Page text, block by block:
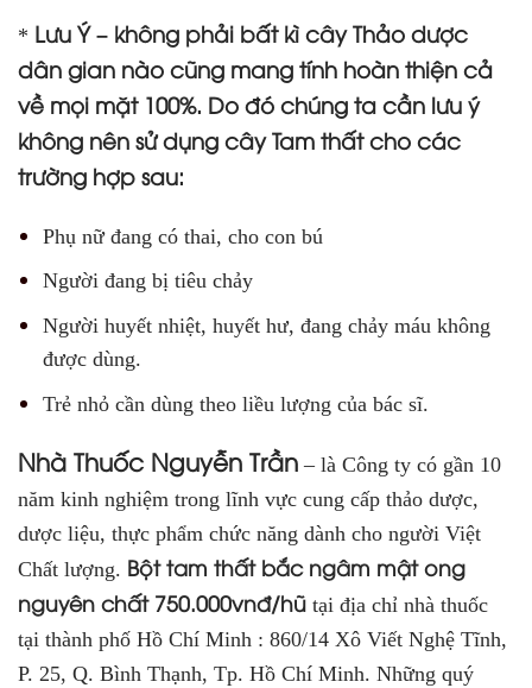
* Lưu Ý – không phải bất kì cây Thảo dược
dân gian nào cũng mang tính hoàn thiện cả
về mọi mặt 100%. Do đó chúng ta cần lưu ý
không nên sử dụng cây Tam thất cho các
trường hợp sau:
Phụ nữ đang có thai, cho con bú
Người đang bị tiêu chảy
Người huyết nhiệt, huyết hư, đang chảy máu không
được dùng.
Trẻ nhỏ cần dùng theo liều lượng của bác sĩ.
Nhà Thuốc Nguyễn Trần – là Công ty có gần 10
năm kinh nghiệm trong lĩnh vực cung cấp thảo dược,
dược liệu, thực phẩm chức năng dành cho người Việt
Chất lượng. Bột tam thất bắc ngâm mật ong
nguyên chất 750.000vnđ/hũ tại địa chỉ nhà thuốc
tại thành phố Hồ Chí Minh : 860/14 Xô Viết Nghệ Tĩnh,
P. 25, Q. Bình Thạnh, Tp. Hồ Chí Minh. Những quý